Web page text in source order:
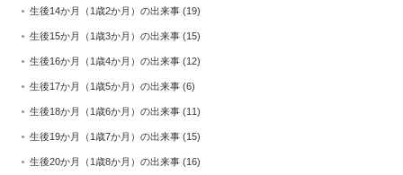
生後14か月（1歳2か月）の出来事 (19)
生後15か月（1歳3か月）の出来事 (15)
生後16か月（1歳4か月）の出来事 (12)
生後17か月（1歳5か月）の出来事 (6)
生後18か月（1歳6か月）の出来事 (11)
生後19か月（1歳7か月）の出来事 (15)
生後20か月（1歳8か月）の出来事 (16)